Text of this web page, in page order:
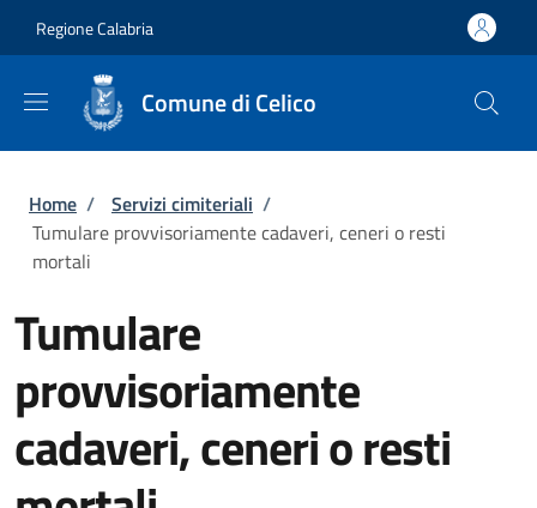
Regione Calabria
Comune di Celico
Briciole di pane
Home / Servizi cimiteriali /
Tumulare provvisoriamente cadaveri, ceneri o resti
mortali
Tumulare
provvisoriamente
cadaveri, ceneri o resti